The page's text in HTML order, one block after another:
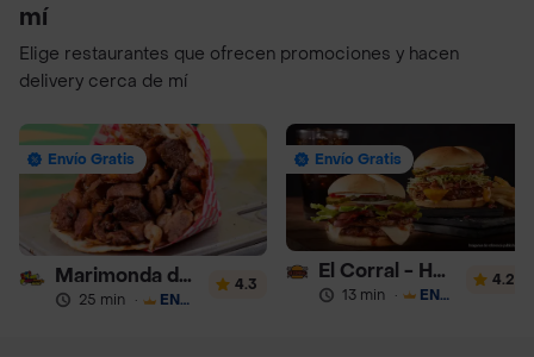
mí
Elige restaurantes que ofrecen promociones y hacen
delivery cerca de mí
Envío Gratis
Marimonda del Mono
25 min · ENVÍO GRATIS
4.3
Envío Gratis
El Corral - Hamburguesa
13 min · ENVÍO GRATIS
4.2